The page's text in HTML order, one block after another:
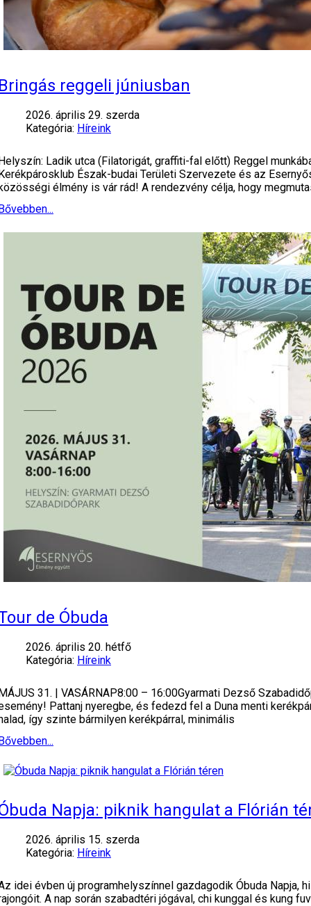
reggeli júniusban
2026. április 29. szerda
Kategória: Híreink
Ladik utca (Filatorigát, graffiti-fal előtt) Reggel
Észak-budai Területi Szervezete és az
élmény is vár rád! A rendezvény célja, hogy
de Óbuda
2026. április 20. hétfő
Kategória: Híreink
31. | VASÁRNAP8:00 – 16:00Gyarmati Dezső
Pattanj nyeregbe, és fedezd fel a Duna menti
így szinte bármilyen kerékpárral, minimális
Napja: piknik hangulat a Flórián
2026. április 15. szerda
Kategória: Híreink
idei évben új programhelyszínnel gazdagodik Óbuda
A nap során szabadtéri jógával, chi kunggal és kung